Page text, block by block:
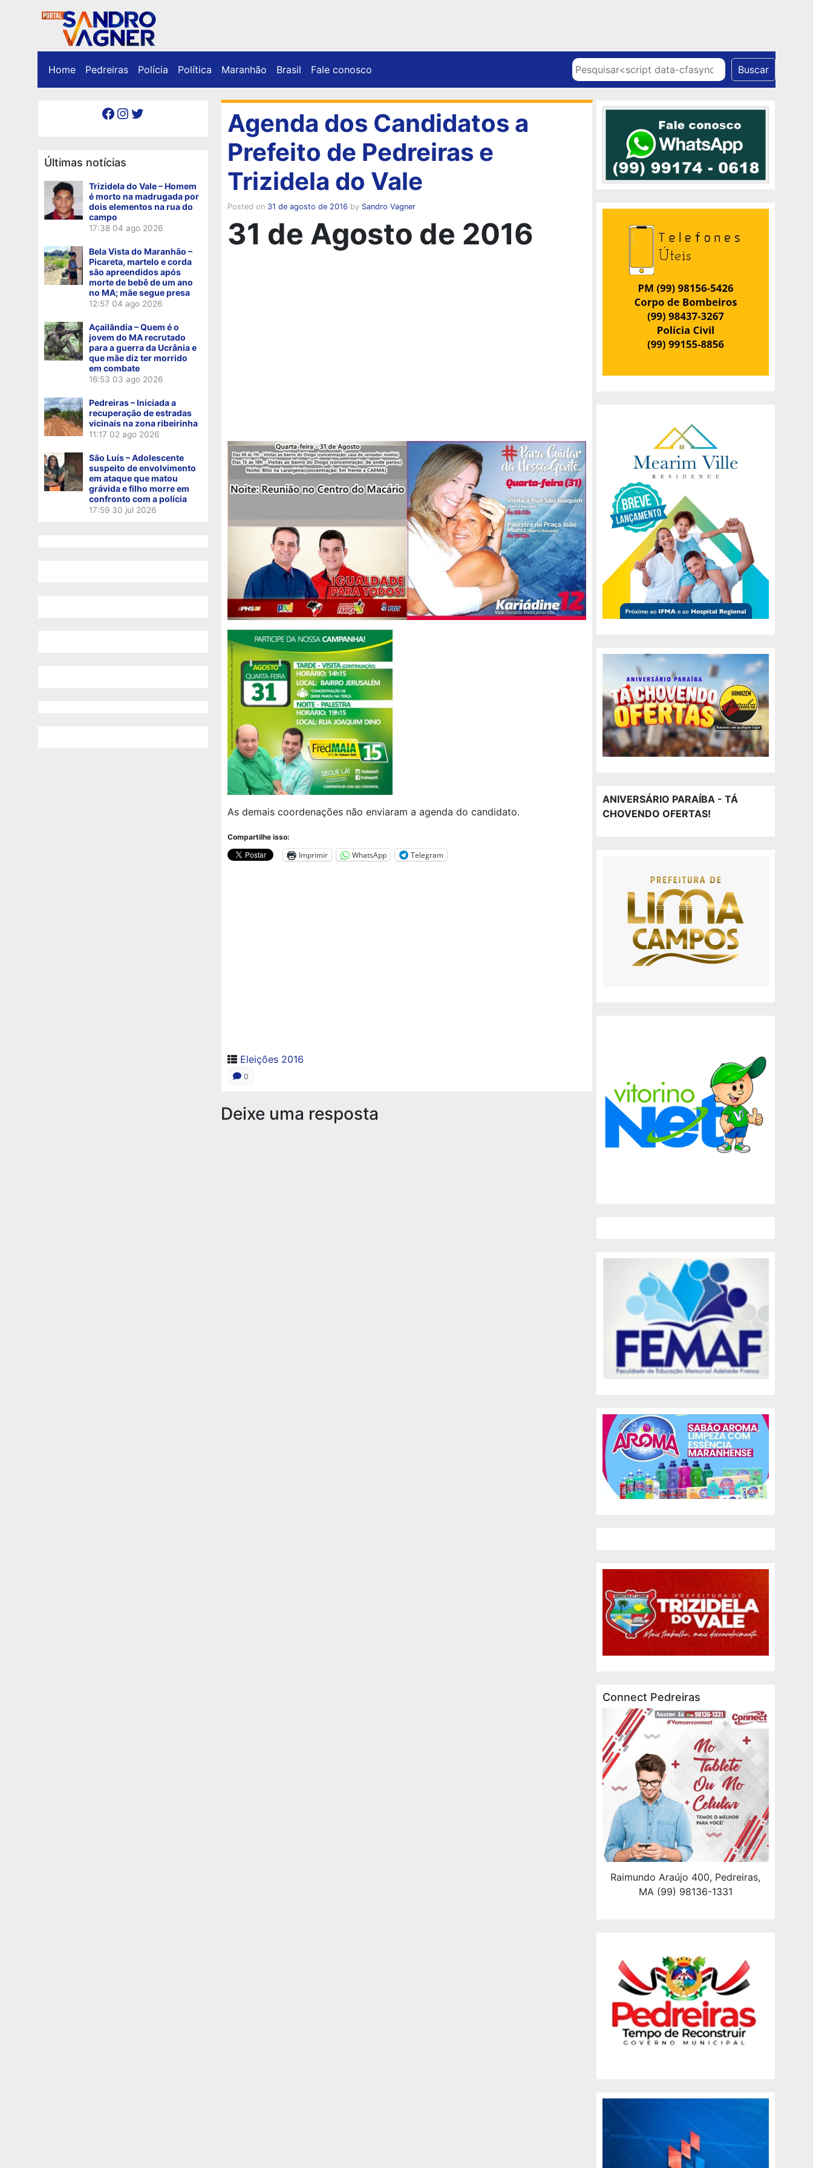
Home Pedreiras Polícia Política Maranhão Brasil Fale conosco Pesquisar Buscar
Facebook Instagram Twitter
Últimas notícias
Trizidela do Vale – Homem
é morto na madrugada por
dois elementos na rua do
campo
17:38 04 ago 2026
Bela Vista do Maranhão –
Picareta, martelo e corda
são apreendidos após
morte de bebê de um ano
no MA; mãe segue presa
12:57 04 ago 2026
Açailândia – Quem é o
jovem do MA recrutado
para a guerra da Ucrânia e
que mãe diz ter morrido
em combate
16:53 03 ago 2026
Pedreiras – Iniciada a
recuperação de estradas
vicinais na zona ribeirinha
11:17 02 ago 2026
São Luís – Adolescente
suspeito de envolvimento
em ataque que matou
grávida e filho morre em
confronto com a polícia
17:59 30 jul 2026
Agenda dos Candidatos a
Prefeito de Pedreiras e
Trizidela do Vale
Posted on 31 de agosto de 2016 by Sandro Vagner
31 de Agosto de 2016
As demais coordenações não enviaram a agenda do candidato.
Compartilhe isso:
Imprimir WhatsApp Telegram
Eleições 2016
0
Deixe uma resposta
ANIVERSÁRIO PARAÍBA - TÁ
CHOVENDO OFERTAS!
Connect Pedreiras
Raimundo Araújo 400, Pedreiras,
MA (99) 98136-1331